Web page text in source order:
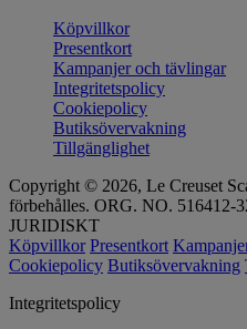
Köpvillkor
Presentkort
Kampanjer och tävlingar
Integritetspolicy
Cookiepolicy
Butiksövervakning
Tillgänglighet
Copyright © 2026, Le Creuset
förbehålles. ORG. NO. 516412-
JURIDISKT
Köpvillkor Presentkort
Cookiepolicy Butiksövervakning
Integritetspolicy